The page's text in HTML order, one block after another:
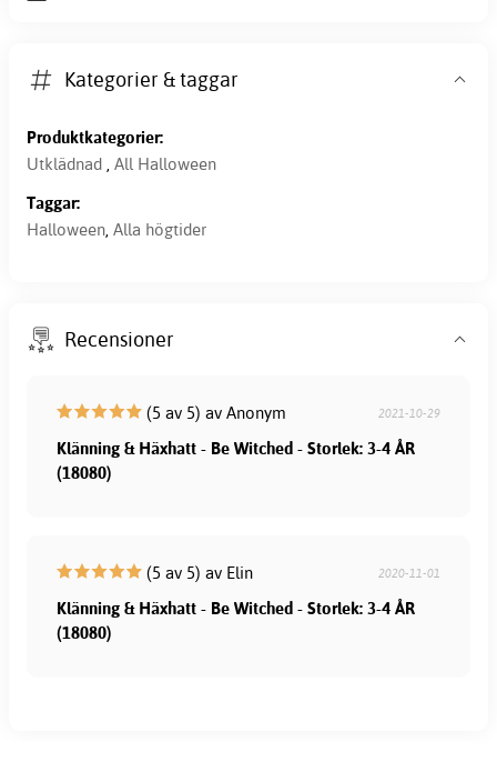
Kategorier & taggar
Produktkategorier:
Utklädnad All Halloween
Taggar:
Halloween Alla högtider
Recensioner
(5 av 5) av Anonym 2021-10-29
Klänning & Häxhatt - Be Witched - Storlek: 3-4 ÅR
(18080)
(5 av 5) av Elin 2020-11-01
Klänning & Häxhatt - Be Witched - Storlek: 3-4 ÅR
(18080)